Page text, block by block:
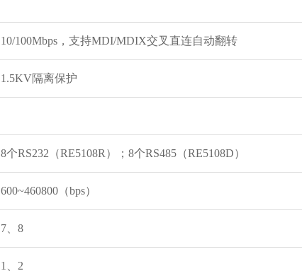
10/100Mbps，支持MDI/MDIX交叉直连自动翻转
1.5KV隔离保护
8个RS232（RE5108R）；8个RS485（RE5108D）
600~460800（bps）
7、8
1、2